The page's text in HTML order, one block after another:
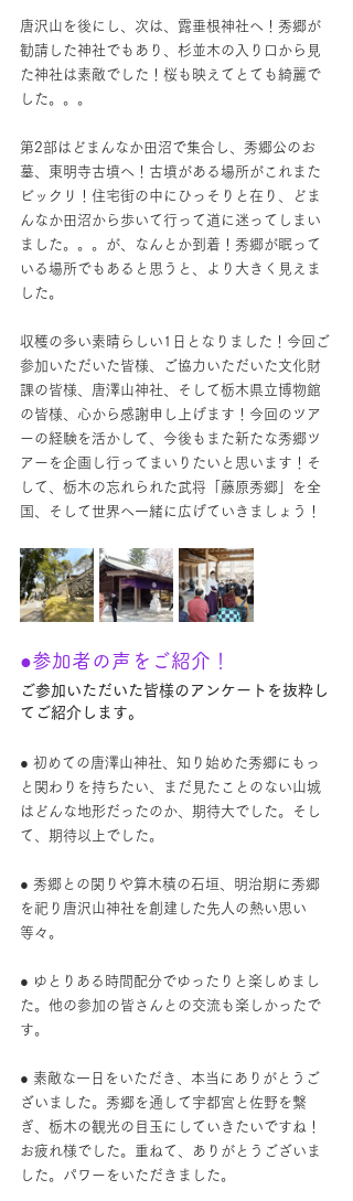
唐沢山を後にし、次は、露垂根神社へ！秀郷が
勧請した神社でもあり、杉並木の入り口から見
た神社は素敵でした！桜も映えてとても綺麗で
した。。。
第2部はどまんなか田沼で集合し、秀郷公のお
墓、東明寺古墳へ！古墳がある場所がこれまた
ビックリ！住宅街の中にひっそりと在り、どま
んなか田沼から歩いて行って道に迷ってしまい
ました。。。が、なんとか到着！秀郷が眠って
いる場所でもあると思うと、より大きく見えま
した。
収穫の多い素晴らしい1日となりました！今回ご
参加いただいた皆様、ご協力いただいた文化財
課の皆様、唐澤山神社、そして栃木県立博物館
の皆様、心から感謝申し上げます！今回のツア
ーの経験を活かして、今後もまた新たな秀郷ツ
アーを企画し行ってまいりたいと思います！そ
して、栃木の忘れられた武将「藤原秀郷」を全
国、そして世界へ一緒に広げていきましょう！
●参加者の声をご紹介！
ご参加いただいた皆様のアンケートを抜粋し
てご紹介します。
​● 初めての唐澤山神社、知り始めた秀郷にもっ
と関わりを持ちたい、まだ見たことのない山城
はどんな地形だったのか、期待大でした。そし
て、期待以上でした。
● 秀郷との関りや算木積の石垣、明治期に秀郷
を祀り唐沢山神社を創建した先人の熱い思い
等々。
● ゆとりある時間配分でゆったりと楽しめまし
た。他の参加の皆さんとの交流も楽しかったで
す。
​● 素敵な一日をいただき、本当にありがとうご
ざいました。秀郷を通して宇都宮と佐野を繋
ぎ、栃木の観光の目玉にしていきたいですね！
お疲れ様でした。重ねて、ありがとうございま
した。パワーをいただきました。